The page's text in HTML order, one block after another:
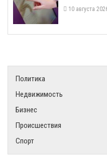
10 августа
Политика
Недвижимость
Бизнес
Происшествия
Спорт